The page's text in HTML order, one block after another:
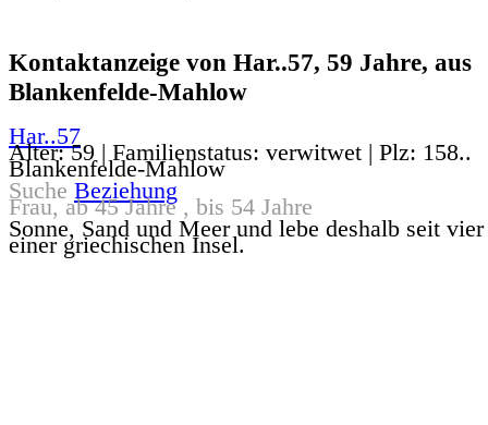
Kontaktanzeige von Har..57, 59 Jahre, aus
Blankenfelde-Mahlow
Har..57
Alter: 59 | Familienstatus: verwitwet | Plz: 158..
Blankenfelde-Mahlow
Suche Beziehung
Frau, ab 45 Jahre , bis 54 Jahre
Sonne, Sand und Meer und lebe deshalb seit
einer griechischen Insel.